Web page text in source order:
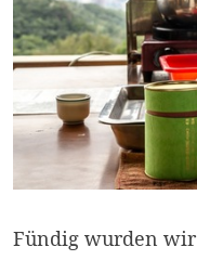
Fündig wurden wir